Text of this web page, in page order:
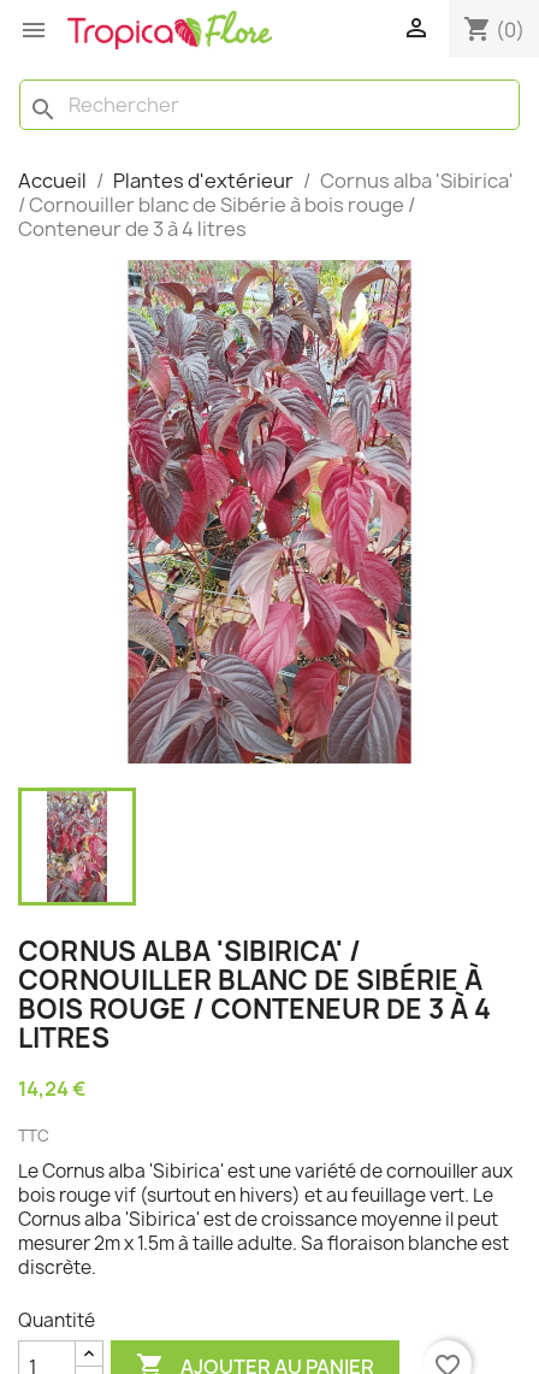
  shopping_cart (0)
search
Accueil Plantes d'extérieur
Cornus alba 'Sibirica'
/ Cornouiller blanc de Sibérie à bois rouge /
Conteneur de 3 à 4 litres
CORNUS ALBA 'SIBIRICA' /
CORNOUILLER BLANC DE SIBÉRIE À
BOIS ROUGE / CONTENEUR DE 3 À 4
LITRES
14,24 €
TTC
Le Cornus alba 'Sibirica' est une variété de cornouiller aux
bois rouge vif (surtout en hivers) et au feuillage vert. Le
Cornus alba 'Sibirica' est de croissance moyenne il peut
mesurer 2m x 1.5m à taille adulte. Sa floraison blanche est
discrète.
Quantité
 AJOUTER AU PANIER favorite_border